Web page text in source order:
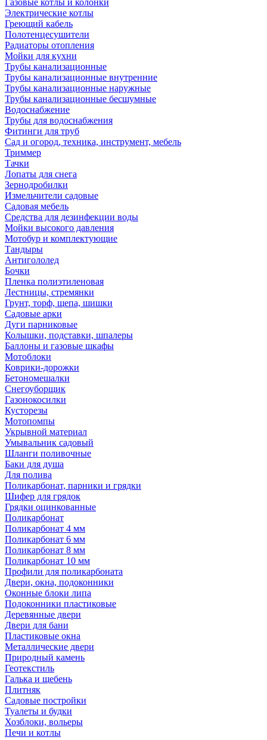
Газовые котлы и колонки
Электрические котлы
Греющий кабель
Полотенцесушители
Радиаторы отопления
Мойки для кухни
Трубы канализационные
Трубы канализационные внутренние
Трубы канализационные наружные
Трубы канализационные бесшумные
Водоснабжение
Трубы для водоснабжения
Фитинги для труб
Сад и огород, техника, инструмент, мебель
Триммер
Тачки
Лопаты для снега
Зернодробилки
Измельчители садовые
Садовая мебель
Средства для дезинфекции воды
Мойки высокого давления
Мотобур и комплектующие
Тандыры
Антигололед
Бочки
Пленка полиэтиленовая
Лестницы, стремянки
Грунт, торф, щепа, шишки
Садовые арки
Дуги парниковые
Колышки, подставки, шпалеры
Баллоны и газовые шкафы
Мотоблоки
Коврики-дорожки
Бетономешалки
Снегоуборщик
Газонокосилки
Кусторезы
Мотопомпы
Укрывной материал
Умывальник садовый
Шланги поливочные
Баки для душа
Для полива
Поликарбонат, парники и грядки
Шифер для грядок
Грядки оцинкованные
Поликарбонат
Поликарбонат 4 мм
Поликарбонат 6 мм
Поликарбонат 8 мм
Поликарбонат 10 мм
Профили для поликарбоната
Двери, окна, подоконники
Оконные блоки липа
Подоконники пластиковые
Деревянные двери
Двери для бани
Пластиковые окна
Металлические двери
Природный камень
Геотекстиль
Галька и щебень
Плитняк
Садовые постройки
Туалеты и будки
Хозблоки, вольеры
Печи и котлы